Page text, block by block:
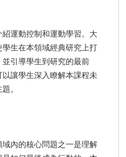
運動控制和運動學習。大
生在本領域經典研究上打
並引導學生到研究的最前
讓學生深入瞭解本課程未
。
域內的核心問題之一是理解